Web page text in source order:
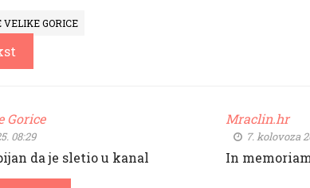
VELIKE GORICE
Gorice
08:29
da je sletio u kanal
Mraclin.hr
7. kolovoza
In